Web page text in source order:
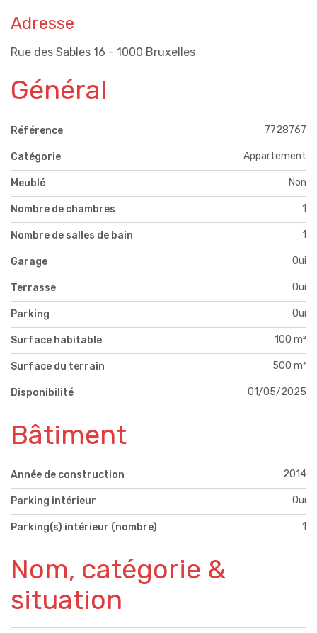
Adresse
Rue des Sables 16 - 1000 Bruxelles
Général
Référence 7728767
Catégorie Appartement
Meublé Non
Nombre de chambres 1
Nombre de salles de bain 1
Garage Oui
Terrasse Oui
Parking Oui
Surface habitable 100 m²
Surface du terrain 500 m²
Disponibilité 01/05/2025
Bâtiment
Année de construction 2014
Parking intérieur Oui
Parking(s) intérieur (nombre) 1
Nom, catégorie &
situation